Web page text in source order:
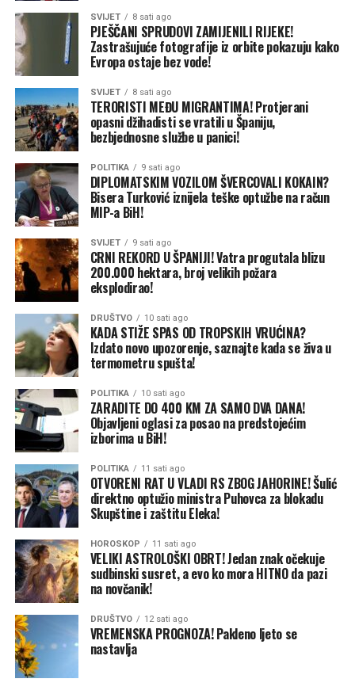
Zbog toga istraživači trenutno ne mogu sa sigurnošću da
utvrde gdje se ajkula nalazi.
ONE YEAR. ONE GIANT. 🦈
CONTENDER, the largest
male white#shark ever
tagged by#OCEARCHin
the W. N. Atlantic, was
tagged 1 year ago!
His pings have provided
critical insight into the
movement & behavior of
mature male white
sharks.#FactsOverFear
#SharkTracker
pic.twitter.com/jvDIjMXASo
— OCEARCH (@OCEARCH)
January 17, 2026
Kreće se ka oblastima bogatim plijenom
Na osnovu dosadašnjih istraživanja i migracionih
obrazaca velikih belih ajkula, stručnjaci smatraju da bi
“Contender” mogao da pliva ka Kejp Kodu u američkoj
saveznoj državi Masačusets ili ka obalama Atlantske
Kanade.
SVIJET 8 sati ago
PJEŠČANI SPRUDOVI ZAMIJENILI RIJEKE!
Zastrašujuće fotografije iz orbite pokazuju kako
Evropa ostaje bez vode!
SVIJET 8 sati ago
TERORISTI MEĐU MIGRANTIMA! Protjerani
opasni džihadisti se vratili u Španiju,
bezbjednosne službe u panici!
POLITIKA 9 sati ago
DIPLOMATSKIM VOZILOM ŠVERCOVALI KOKAIN?
Bisera Turković iznijela teške optužbe na račun
MIP-a BiH!
SVIJET 9 sati ago
CRNI REKORD U ŠPANIJI! Vatra progutala blizu
200.000 hektara, broj velikih požara
eksplodirao!
DRUŠTVO 10 sati ago
KADA STIŽE SPAS OD TROPSKIH VRUĆINA?
Izdato novo upozorenje, saznajte kada se živa u
termometru spušta!
POLITIKA 10 sati ago
ZARADITE DO 400 KM ZA SAMO DVA DANA!
Objavljeni oglasi za posao na predstojećim
izborima u BiH!
POLITIKA 11 sati ago
OTVORENI RAT U VLADI RS ZBOG JAHORINE! Šulić
direktno optužio ministra Puhovca za blokadu
Skupštine i zaštitu Eleka!
HOROSKOP 11 sati ago
VELIKI ASTROLOŠKI OBRT! Jedan znak očekuje
sudbinski susret, a evo ko mora HITNO da pazi
na novčanik!
DRUŠTVO 12 sati ago
VREMENSKA PROGNOZA! Pakleno ljeto se
nastavlja